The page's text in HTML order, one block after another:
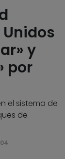
y
por
el sistema de
de